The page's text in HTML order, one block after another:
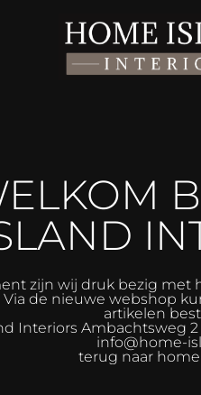
zijn wij druk bezig met
de nieuwe webshop
artikelen
Interiors Ambachtsweg 2
info@home-
terug naar